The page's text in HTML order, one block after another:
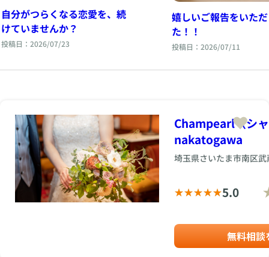
自分がつらくなる恋愛を、続
けていませんか？
投稿日：2026/07/23
嬉しいご報告をいた
た！！
投稿日：2026/07/11
Champearl（シ
nakatogawa
埼玉県さいたま市南区
5.0
無料相談